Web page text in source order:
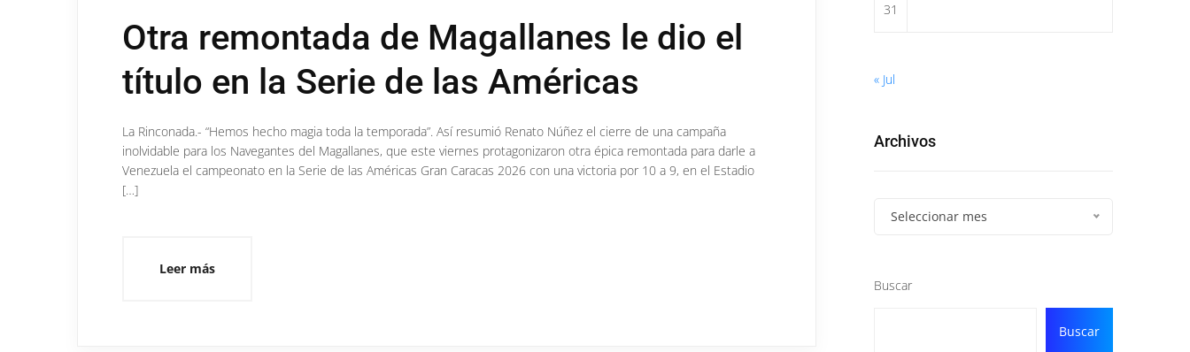
Otra remontada de Magallanes le dio el
título en la Serie de las Américas
La Rinconada.- “Hemos hecho magia toda la temporada”. Así resumió Renato Núñez el cierre de una campaña
inolvidable para los Navegantes del Magallanes, que este viernes protagonizaron otra épica remontada para darle a
Venezuela el campeonato en la Serie de las Américas Gran Caracas 2026 con una victoria por 10 a 9, en el Estadio
[…]
Leer más
31
« Jul
Archivos
Seleccionar mes
Buscar
Buscar